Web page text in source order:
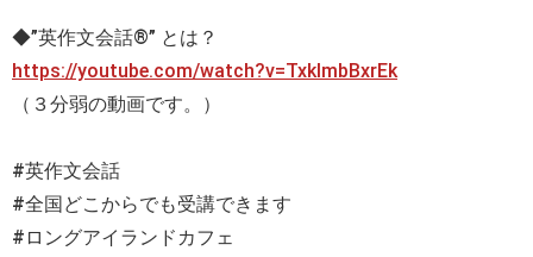
◆”英作文会話®” とは？
https://youtube.com/watch?v=TxklmbBxrEk
（３分弱の動画です。）
#英作文会話
#全国どこからでも受講できます
#ロングアイランドカフェ